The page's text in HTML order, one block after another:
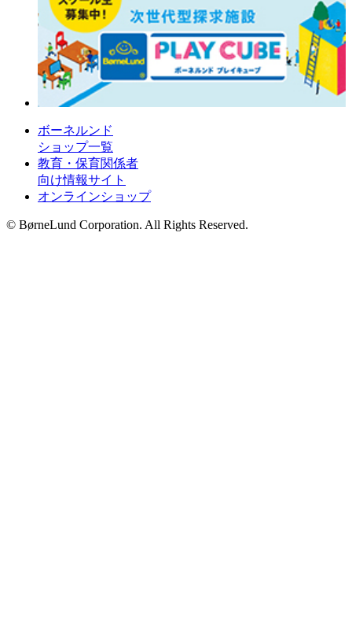
ボーネルンド
ショップ一覧
教育・保育関係者
向け情報サイト
オンラインショップ
© BørneLund Corporation. All Rights Reserved.